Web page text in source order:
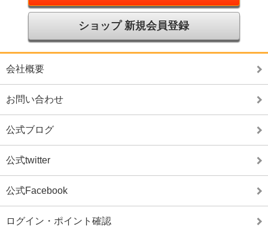
ショップ 新規会員登録
会社概要
お問い合わせ
公式ブログ
公式twitter
公式Facebook
ログイン・ポイント確認